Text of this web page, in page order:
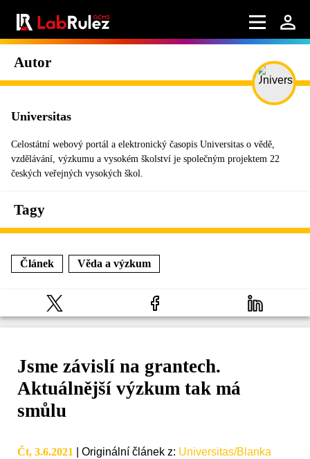
Autor
Universitas
Celostátní webový portál a elektronický časopis Universitas o vědě,
vzdělávání, výzkumu a vysokém školství je společným projektem 22
českých veřejných vysokých škol.
Tagy
Článek Věda a výzkum
Jsme závislí na grantech.
Aktuálnější výzkum tak má
smůlu
Čt, 3.6.2021 Originální článek z: Universitas/Blanka